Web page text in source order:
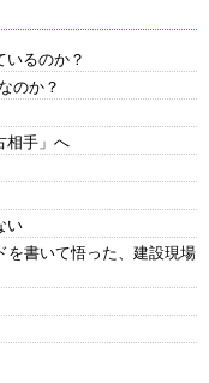
るのか？
のか？
相手」へ
い
を書いて悟った、建設現場